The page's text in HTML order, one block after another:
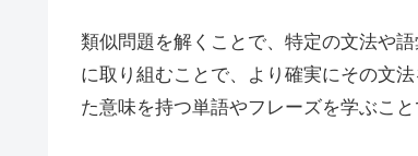
類似問題を解くことで、特定の文法や
に取り組むことで、より確実にその文
た意味を持つ単語やフレーズを学ぶこ